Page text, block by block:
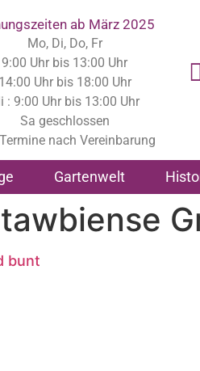
ab März 2025
Mo, Di, Do, Fr
9:00 Uhr bis 13:00 Uhr
14:00 Uhr bis 18:00 Uhr
: 9:00 Uhr bis 13:00 Uhr
Sa geschlossen
nach Vereinbarung
Gartenwelt
bunt